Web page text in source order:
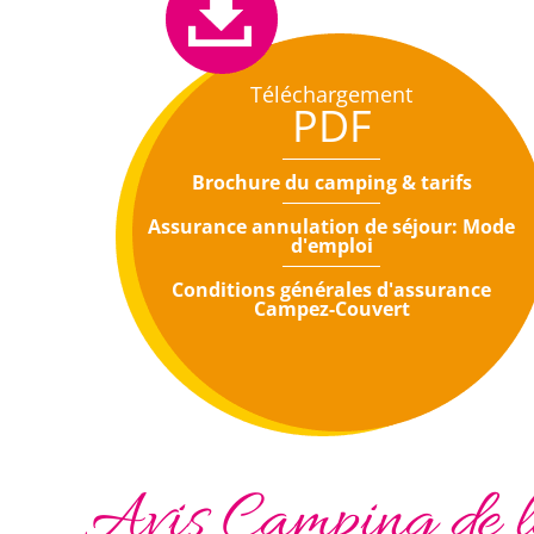
Téléchargement
PDF
Brochure du camping & tarifs
Assurance annulation de séjour: Mode
d'emploi
Conditions générales d'assurance
Campez-Couvert